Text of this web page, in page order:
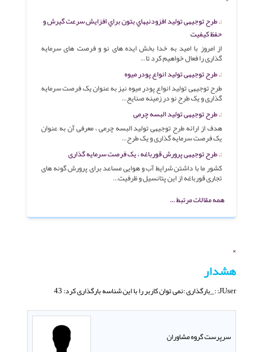
طرح توجیهی تولید افزودنیهاي بتون براي افزایش سرعت گیرش و
حفظ کیفیت
از امروز با امید به خدا بخش ایده های نو و فرصت های سرمایه
گذاری را فعال خواهیم کرد تا…
طرح توجیهی توليد انواع پودر ميوه
طرح توجیهی تولید انواع پودر میوه نیز به عنوان یک فرصت سرمایه
گذاری و یک طرح نو در زمینه صنایع…
طرح توجیهی تولید البسه چرمی
هدف از ارائه طرح توجیهی تولید البسه چرمی ، معرفی آن به عنوان
یک فرصت سرمایه گذاری و یک طرح…
طرح توجیهی پرورش قورباغه ، یک فرصت سرمایه گذاری
كشور ما با داشتن شرایط آب و هوایی مساعد برای پرورش گونه های
تجاری قورباغه از این پتانسیل و ظرفیت…
همه مقالات مرتبط ...
×
هشدار
JUser: :_بارگذاری :نمی توان کاربر را با این شناسه بارگذاری کرد: 43
سرپرست گروه مشاوران